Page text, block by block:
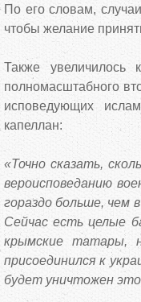
По его словам,
чтобы желание
Также увеличилось
полномасштабного
исповедующих
капеллан:
«Точно сказать,
вероисповеданию
гораздо больше, чем
Сейчас есть целые
крымские татары,
присоединился к
будет уничтожен